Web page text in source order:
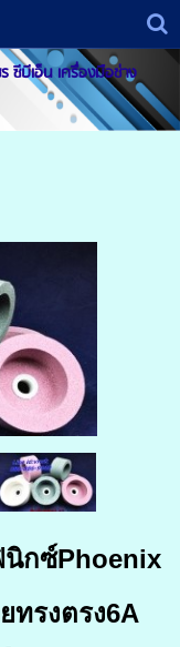
ซีบีเอ็น เครื่องมือช่าง
กซ์Phoenix
ทรงตรง6A